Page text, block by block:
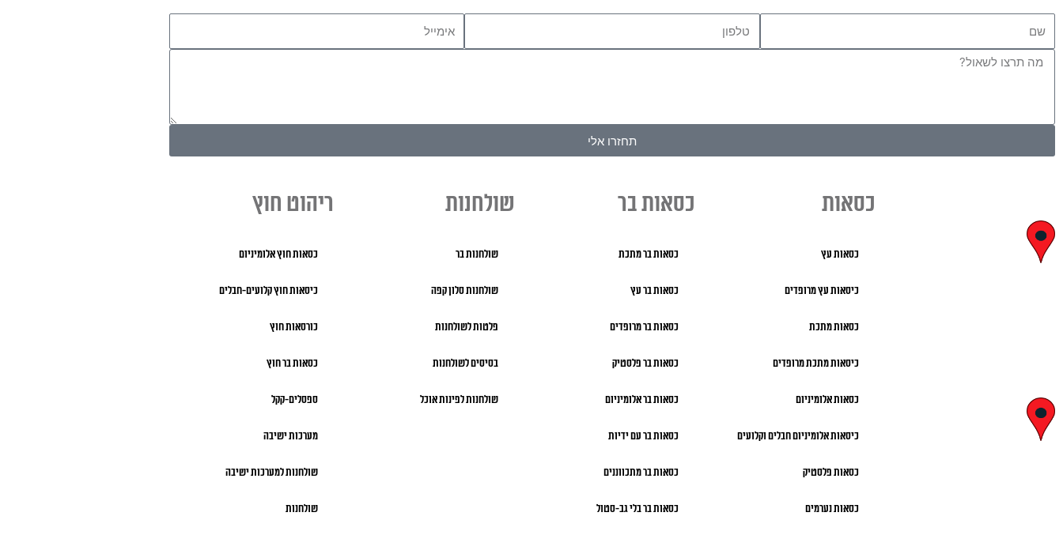
הודעה
תחזרו אלי
כסאות
כסאות עץ
כיסאות עץ מרופדים
כסאות מתכת
כיסאות מתכת מרופדים
כסאות אלומיניום
כיסאות אלומיניום חבלים וקלועים
כסאות פלסטיק
כסאות נערמים
כסאות בר
כסאות בר מתכת
כסאות בר עץ
כסאות בר מרופדים
כסאות בר פלסטיק
כסאות בר אלומיניום
כסאות בר עם ידיות
כסאות בר מתכווננים
כסאות בר בלי גב-סטול
שולחנות
שולחנות בר
שולחנות סלון קפה
פלטות לשולחנות
בסיסים לשולחנות
שולחנות לפינות אוכל
ריהוט חוץ
כסאות חוץ אלומיניום
כיסאות חוץ קלועים-חבלים
כורסאות חוץ
כסאות בר חוץ
ספסלים-קקל
מערכות ישיבה
שולחנות למערכות ישיבה
שולחנות